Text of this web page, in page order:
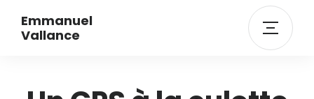
Emmanuel
Vallance